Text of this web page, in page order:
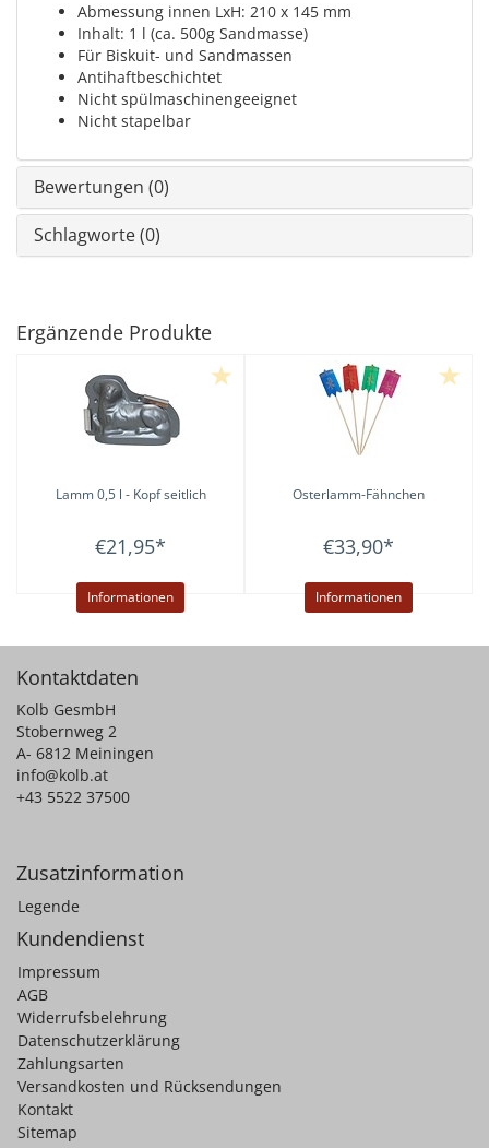
Abmessung innen LxH: 210 x 145 mm
Inhalt: 1 l (ca. 500g Sandmasse)
Für Biskuit- und Sandmassen
Antihaftbeschichtet
Nicht spülmaschinengeeignet
Nicht stapelbar
Bewertungen (0)
Schlagworte (0)
Ergänzende Produkte
Lamm 0,5 l - Kopf seitlich
€21,95*
Informationen
Osterlamm-Fähnchen
€33,90*
Informationen
Kontaktdaten
Kolb GesmbH
Stobernweg 2
A- 6812 Meiningen
info@kolb.at
+43 5522 37500
Zusatzinformation
Legende
Kundendienst
Impressum
AGB
Widerrufsbelehrung
Datenschutzerklärung
Zahlungsarten
Versandkosten und Rücksendungen
Kontakt
Sitemap